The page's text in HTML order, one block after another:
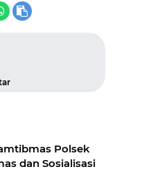
Polsek